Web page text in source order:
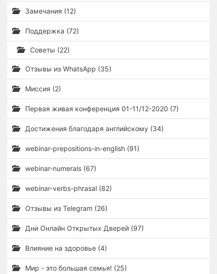
Замечания (12)
Поддержка (72)
Советы (22)
Отзывы из WhatsApp (35)
Миссия (2)
Первая живая конференция 01-11/12-2020 (7)
Достижения благодаря английскому (34)
webinar-prepositions-in-english (91)
webinar-numerals (67)
webinar-verbs-phrasal (82)
Отзывы из Telegram (26)
Дни Онлайн Открытых Дверей (97)
Влияние на здоровье (4)
Мир - это большая семья! (25)